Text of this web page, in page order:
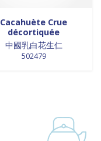
Cacahuète Crue
décortiquée
中國乳白花生仁
502479